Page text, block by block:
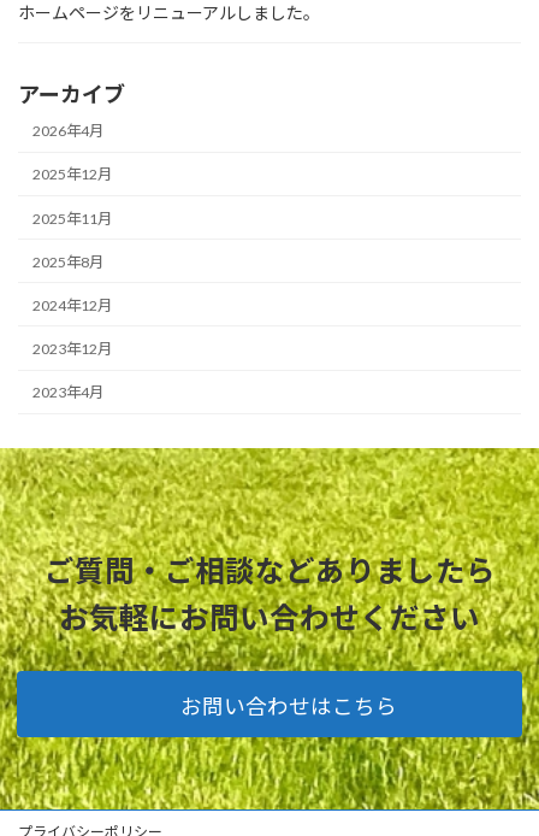
ホームページをリニューアルしました。
アーカイブ
2026年4月
2025年12月
2025年11月
2025年8月
2024年12月
2023年12月
2023年4月
ご質問・ご相談などありましたら
お気軽にお問い合わせください
お問い合わせはこちら
プライバシーポリシー